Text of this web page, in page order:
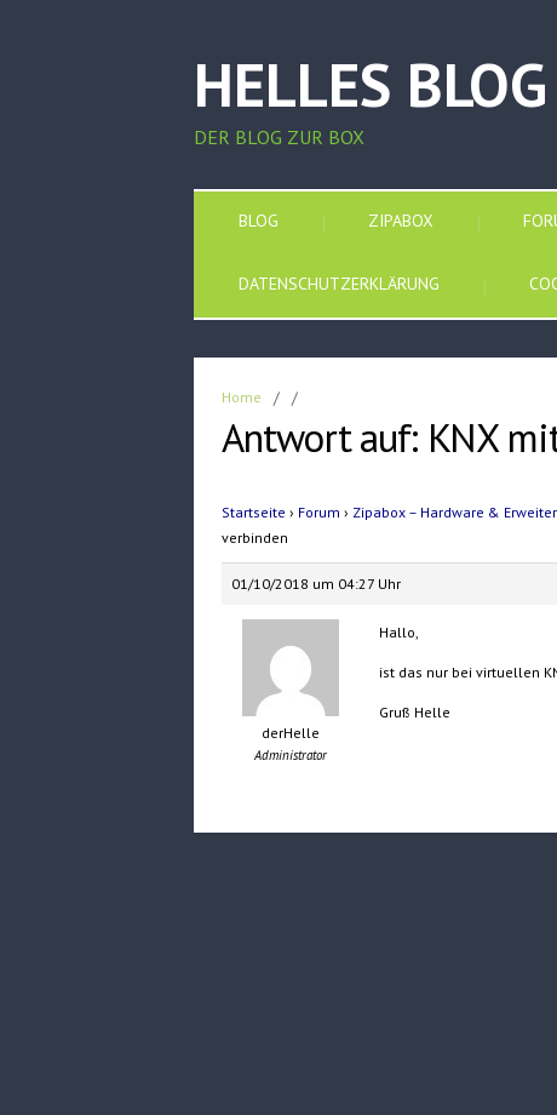
HELLES BLOG
DER BLOG ZUR BOX
BLOG ZIPABOX
DATENSCHUTZERKLÄRUNG
Home / /
Antwort auf: KNX
Startseite › Forum › Zipabox – Hardware &
verbinden
01/10/2018 um 04:27 Uhr
derHelle
Administrator
Hallo,
ist das nur bei virtuellen
Gruß Helle